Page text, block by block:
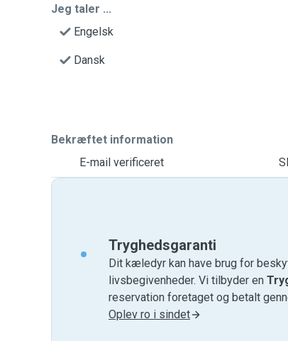
Jeg taler ...
Engelsk
Dansk
Bekræftet information
E-mail verificeret
Tryghedsgaranti
Dit kæledyr kan have brug for
livsbegivenheder. Vi tilbyder en
reservation foretaget og betalt
Oplev ro i sindet